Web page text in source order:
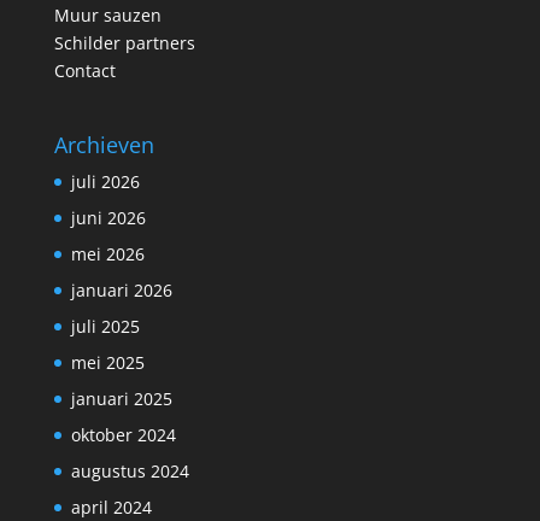
Muur sauzen
Schilder partners
Contact
Archieven
juli 2026
juni 2026
mei 2026
januari 2026
juli 2025
mei 2025
januari 2025
oktober 2024
augustus 2024
april 2024